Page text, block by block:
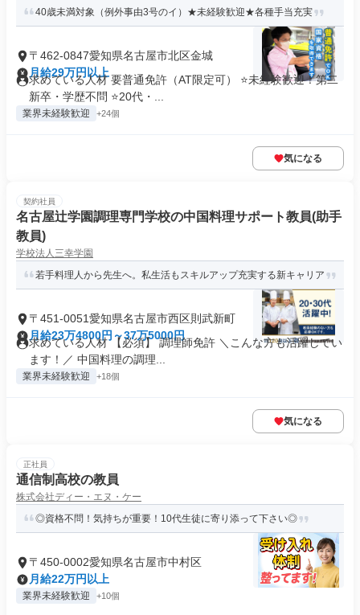
40歳未満対象（例外事由3号のイ）★未経験歓迎★各種手当充実
〒462-0847愛知県名古屋市北区金城
月給29万円以上
求めている人材 要普通免許（AT限定可） ⭐未経験歓迎！第二
新卒・学歴不問 ⭐20代・...
業界未経験歓迎 +24個
気になる
契約社員
名古屋辻学園調理専門学校の中国料理サポート教員(助手
教員)
学校法人三幸学園
若手料理人から先生へ。私生活もスキルアップ充実する新キャリア
〒451-0051愛知県名古屋市西区則武新町
月給23万4800円～37万5000円
求めている人材 【必須】 調理師免許 ＼こんな方も活躍してい
ます！／ 中国料理の調理...
業界未経験歓迎 +18個
気になる
正社員
通信制高校の教員
株式会社ディー・エヌ・ケー
◎資格不問！気持ちが重要！10代生徒に寄り添って下さい◎
〒450-0002愛知県名古屋市中村区
月給22万円以上
業界未経験歓迎 +10個